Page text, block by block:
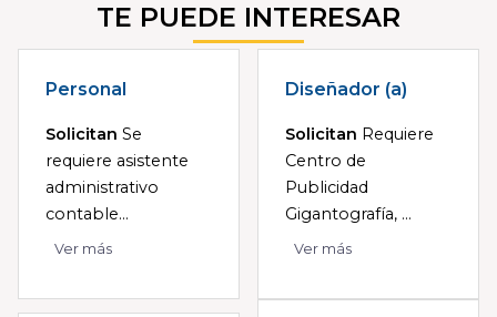
TE PUEDE INTERESAR
Personal
Solicitan Se
requiere asistente
administrativo
contable...
Ver más
Diseñador (a)
Solicitan Requiere
Centro de
Publicidad
Gigantografía, ...
Ver más